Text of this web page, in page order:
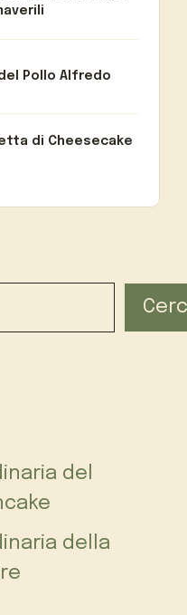
Pollo Alfredo
di Cheesecake
del
della